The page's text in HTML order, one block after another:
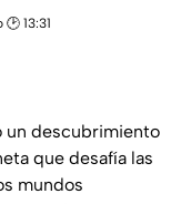
🕑 13:31
un descubrimiento
que desafía las
mundos